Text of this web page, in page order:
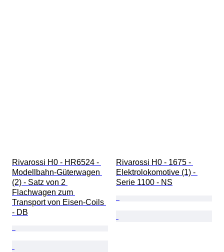
Rivarossi H0 - HR6524 -
Modellbahn-Güterwagen
(2) - Satz von 2
Flachwagen zum
Transport von Eisen-Coils
- DB
Rivarossi H0 - 1675 -
Elektrolokomotive (1) -
Serie 1100 - NS